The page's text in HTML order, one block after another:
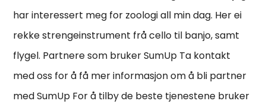
har interessert meg for zoologi all min dag. Her ei
rekke strengeinstrument frå cello til banjo, samt
flygel. Partnere som bruker SumUp Ta kontakt
med oss for å få mer informasjon om å bli partner
med SumUp For å tilby de beste tjenestene bruker